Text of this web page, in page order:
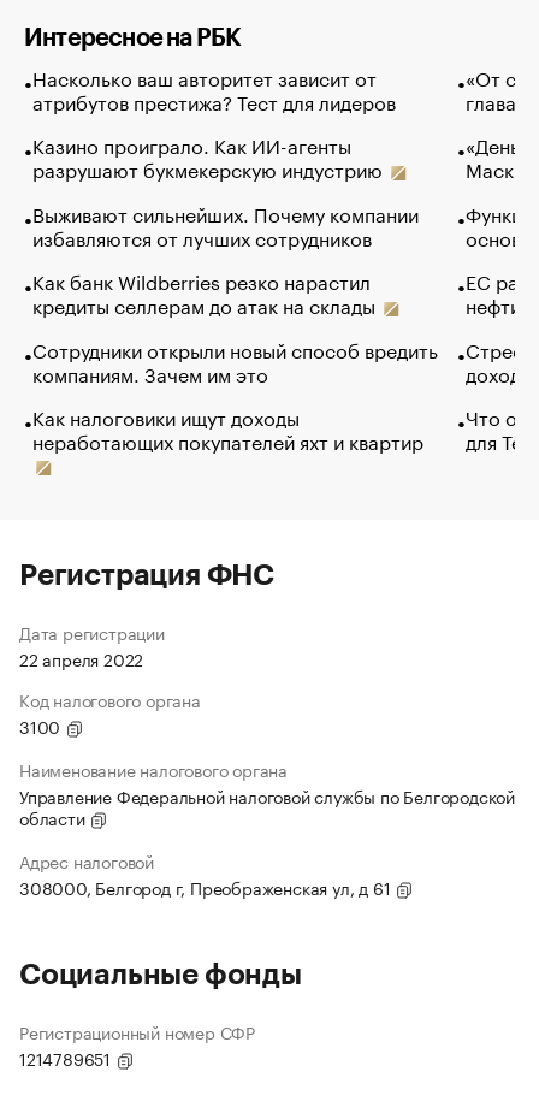
Интересное на РБК
Насколько ваш авторитет зависит от
атрибутов престижа? Тест для лидеров
Казино проиграло. Как ИИ-агенты
разрушают букмекерскую индустрию
Выживают сильнейших. Почему компании
избавляются от лучших сотрудников
Как банк Wildberries резко нарастил
кредиты селлерам до атак на склады
Сотрудники открыли новый способ вредить
компаниям. Зачем им это
Как налоговики ищут доходы
неработающих покупателей яхт и квартир
«От
глава
Маск в
основ
ЕС
нефти
Что
для
Регистрация ФНС
Дата регистрации
22 апреля 2022
Код налогового органа
3100
Наименование налогового органа
Управление Федеральной налоговой службы по Белгородской
области
Адрес налоговой
308000, Белгород г, Преображенская ул, д 61
Социальные фонды
Регистрационный номер СФР
1214789651